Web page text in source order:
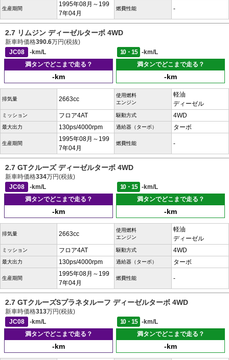
生産期間
1995年08月～199
7年04月
燃費性能 -
2.7 リムジン ディーゼルターボ 4WD
新車時価格390.6万円(税抜)
JC08
-km/L 10・15
-km/L
満タンでどこまで走る？
-km
満タンでどこまで走る？
-km
排気量 2663cc
使用燃料
エンジン
軽油
ディーゼル
ミッション フロア4AT 駆動方式 4WD
最大出力 130ps/4000rpm 過給器（ターボ） ターボ
生産期間
1995年08月～199
7年04月
燃費性能 -
2.7 GTクルーズ ディーゼルターボ 4WD
新車時価格334万円(税抜)
JC08
-km/L 10・15
-km/L
満タンでどこまで走る？
-km
満タンでどこまで走る？
-km
排気量 2663cc
使用燃料
エンジン
軽油
ディーゼル
ミッション フロア4AT 駆動方式 4WD
最大出力 130ps/4000rpm 過給器（ターボ） ターボ
生産期間
1995年08月～199
7年04月
燃費性能 -
2.7 GTクルーズSプラネタルーフ ディーゼルターボ 4WD
新車時価格313万円(税抜)
JC08
-km/L 10・15
-km/L
満タンでどこまで走る？
-km
満タンでどこまで走る？
-km